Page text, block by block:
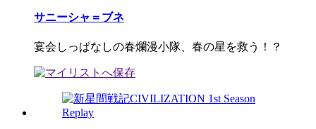
サニーシャ＝ブネ
宴会しっぱなしの春爛漫小隊、春の星を救う！？